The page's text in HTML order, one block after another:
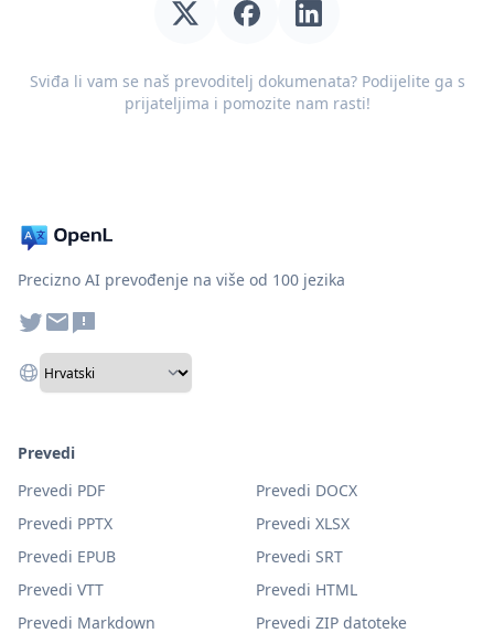
Sviđa li vam se naš prevoditelj dokumenata? Podijelite ga s
prijateljima i pomozite nam rasti!
Precizno AI prevođenje na više od 100 jezika
Prevedi
Prevedi PDF
Prevedi DOCX
Prevedi PPTX
Prevedi XLSX
Prevedi EPUB
Prevedi SRT
Prevedi VTT
Prevedi HTML
Prevedi Markdown
Prevedi ZIP datoteke